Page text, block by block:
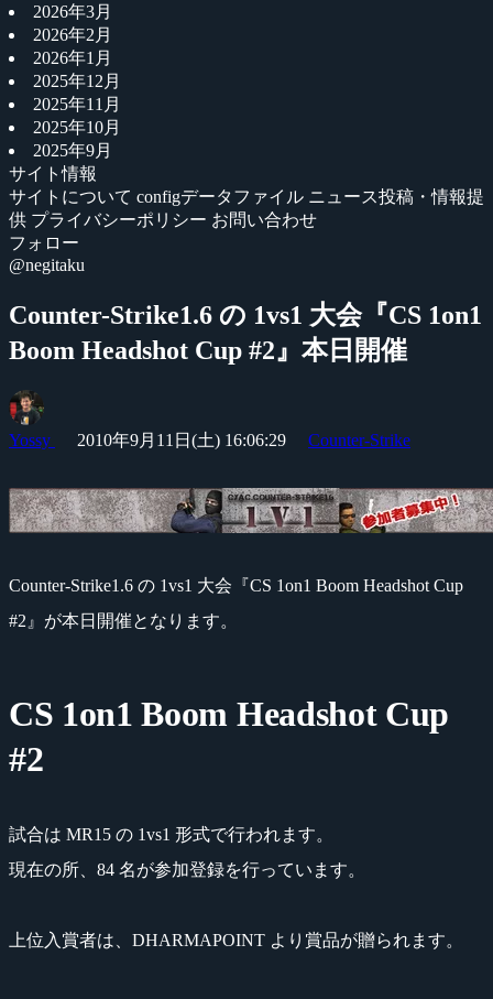
2026年3月
2026年2月
2026年1月
2025年12月
2025年11月
2025年10月
2025年9月
サイト情報
サイトについて configデータファイル ニュース投稿・情報提
供 プライバシーポリシー お問い合わせ
フォロー
@negitaku
Counter-Strike1.6 の 1vs1 大会『CS 1on1
Boom Headshot Cup #2』本日開催
Yossy 2010年9月11日(土) 16:06:29 Counter-Strike
Counter-Strike1.6 の 1vs1 大会『CS 1on1 Boom Headshot Cup
#2』が本日開催となります。
CS 1on1 Boom Headshot Cup
#2
試合は MR15 の 1vs1 形式で行われます。
現在の所、84 名が参加登録を行っています。
上位入賞者は、DHARMAPOINT より賞品が贈られます。